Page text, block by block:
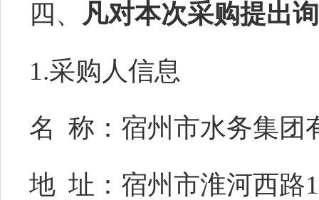
四、 凡对本次采购提出
1.采购人信息
名 称：宿州市水务集团
地 址：宿州市淮河西路